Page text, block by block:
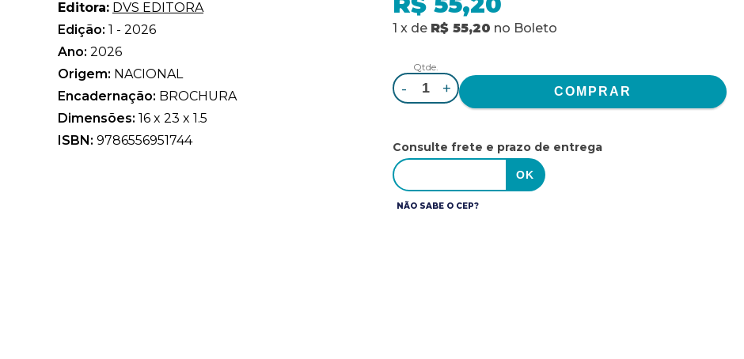
Editora: DVS EDITORA
Edição: 1 - 2026
Ano: 2026
Origem: NACIONAL
Encadernação: BROCHURA
Dimensões: 16 x 23 x 1.5
ISBN: 9786556951744
1 x de R$ 55,20 no Boleto
Qtde.
- +
Consulte frete e prazo de entrega
NÃO SABE O CEP?